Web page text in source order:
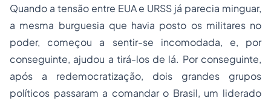
Quando a tensão entre EUA e URSS já parecia minguar,
a mesma burguesia que havia posto os militares no
poder, começou a sentir-se incomodada, e, por
conseguinte, ajudou a tirá-los de lá. Por conseguinte,
após a redemocratização, dois grandes grupos
políticos passaram a comandar o Brasil, um liderado